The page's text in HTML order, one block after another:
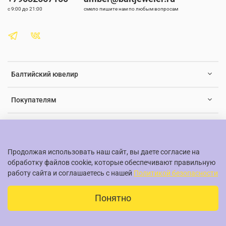
себе частичку природы и уникальную энергетику. Идеально
подойдет для любителей оригинальных аксессуаров и
С таким кольцом вы будете выглядеть стильно и элегантно,
дополнением к вашему стилю и поднимет настроение. Не
кольцо с янтарем.
Балтийский ювелир
Покупателям
с 9:00 до 21:00 смело пишите нам по любым вопросам
Продолжая использовать наш сайт, вы даете согласие на
обработку файлов cookie, которые обеспечивают правильную
работу сайта и соглашаетесь с нашей Политикой безопасности
Понятно